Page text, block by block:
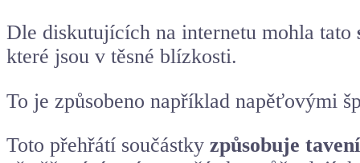
Dle diskutujících na internetu mohla tato
které jsou v těsné blízkosti.
To je způsobeno například napěťovými
Toto přehřátí součástky způsobuje